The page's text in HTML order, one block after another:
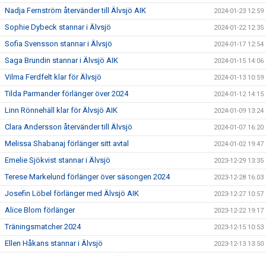
Nadja Fernström återvänder till Älvsjö AIK 2024-01-23 12:59
Sophie Dybeck stannar i Älvsjö 2024-01-22 12:35
Sofia Svensson stannar i Älvsjö 2024-01-17 12:54
Saga Brundin stannar i Älvsjö AIK 2024-01-15 14:06
Vilma Ferdfelt klar för Älvsjö 2024-01-13 10:59
Tilda Parmander förlänger över 2024 2024-01-12 14:15
Linn Rönnehäll klar för Älvsjö AIK 2024-01-09 13:24
Clara Andersson återvänder till Älvsjö 2024-01-07 16:20
Melissa Shabanaj förlänger sitt avtal 2024-01-02 19:47
Emelie Sjökvist stannar i Älvsjö 2023-12-29 13:35
Terese Markelund förlänger över säsongen 2024 2023-12-28 16:03
Josefin Löbel förlänger med Älvsjö AIK 2023-12-27 10:57
Alice Blom förlänger 2023-12-22 19:17
Träningsmatcher 2024 2023-12-15 10:53
Ellen Håkans stannar i Älvsjö 2023-12-13 13:50